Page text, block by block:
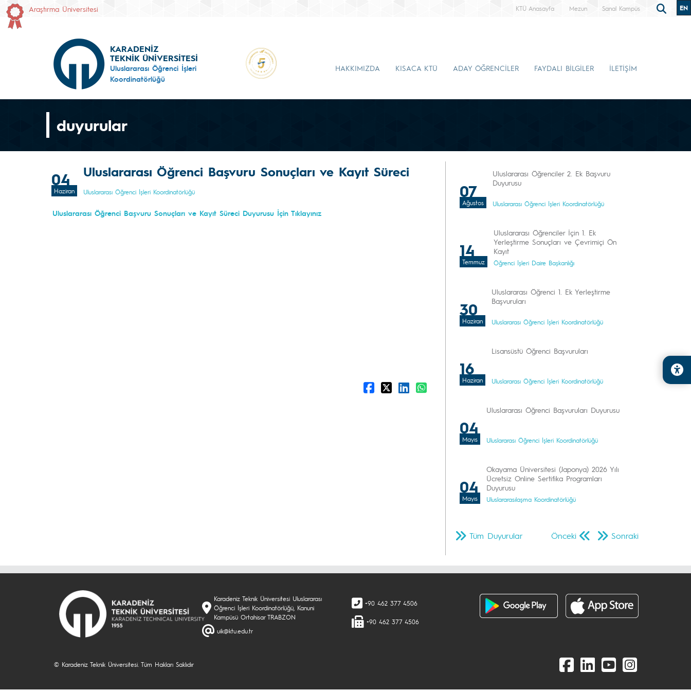
Araştırma Üniversitesi KTÜ Anasayfa Mezun Sanal Kampüs EN
KARADENİZ
TEKNİK ÜNİVERSİTESİ
Uluslararası Öğrenci İşleri
Koordinatörlüğü
HAKKIMIZDA KISACA KTÜ ADAY ÖĞRENCİLER FAYDALI BİLGİLER İLETİŞİM
duyurular
04
Haziran
Uluslararası Öğrenci Başvuru Sonuçları ve Kayıt Süreci
Uluslararası Öğrenci İşleri Koordinatörlüğü
Uluslararası Öğrenci Başvuru Sonuçları ve Kayıt Süreci Duyurusu İçin Tıklayınız
07
Ağustos
Uluslararası Öğrenciler 2. Ek Başvuru
Duyurusu
Uluslararası Öğrenci İşleri Koordinatörlüğü
14
Temmuz
Uluslararası Öğrenciler İçin 1. Ek
Yerleştirme Sonuçları ve Çevrimiçi Ön
Kayıt
Öğrenci İşleri Daire Başkanlığı
30
Haziran
Uluslararası Öğrenci 1. Ek Yerleştirme
Başvuruları
Uluslararası Öğrenci İşleri Koordinatörlüğü
16
Haziran
Lisansüstü Öğrenci Başvuruları
Uluslararası Öğrenci İşleri Koordinatörlüğü
04
Mayıs
Uluslararası Öğrenci Başvuruları Duyurusu
Uluslararası Öğrenci İşleri Koordinatörlüğü
04
Mayıs
Okayama Üniversitesi (Japonya) 2026 Yılı
Ücretsiz Online Sertifika Programları
Duyurusu
Uluslararasılaşma Koordinatörlüğü
Önceki Sonraki
Tüm Duyurular
Karadeniz Teknik Üniversitesi Uluslararası
Öğrenci İşleri Koordinatörlüğü, Kanuni
Kampüsü Ortahisar TRABZON
uik@ktu.edu.tr
+90 462 377 4506
+90 462 377 4506
© Karadeniz Teknik Üniversitesi. Tüm Hakları Saklıdır